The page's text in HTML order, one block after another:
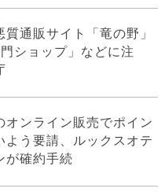
質通販サイト「竜の野」
ショップ」などに注
オンライン販売でポイン
よう要請、ルックスオテ
が確約手続